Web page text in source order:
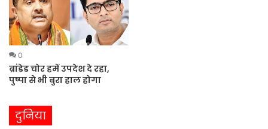
0
ब्रांडेड चोर हमें उपदेश दे रहा,
पुष्पा से भी बुरा हाल होगा
दुनिया